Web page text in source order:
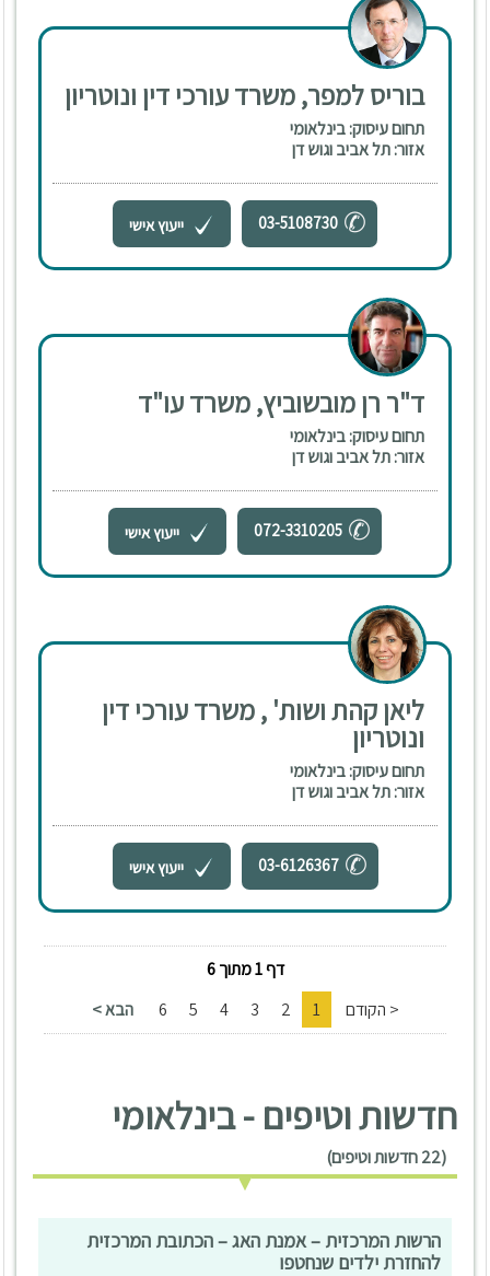
בוריס למפר, משרד עורכי דין ונוטריון
תחום עיסוק: בינלאומי
אזור: תל אביב וגוש דן
03-5108730 ייעוץ אישי
ד"ר רן מובשוביץ, משרד עו"ד
תחום עיסוק: בינלאומי
אזור: תל אביב וגוש דן
072-3310205 ייעוץ אישי
ליאן קהת ושות' , משרד עורכי דין
ונוטריון
תחום עיסוק: בינלאומי
אזור: תל אביב וגוש דן
03-6126367 ייעוץ אישי
דף 1 מתוך 6
< הקודם
1
2
3
4
5
6 הבא >
חדשות וטיפים - בינלאומי
(22 חדשות וטיפים)
הרשות המרכזית – אמנת האג – הכתובת המרכזית
להחזרת ילדים שנחטפו